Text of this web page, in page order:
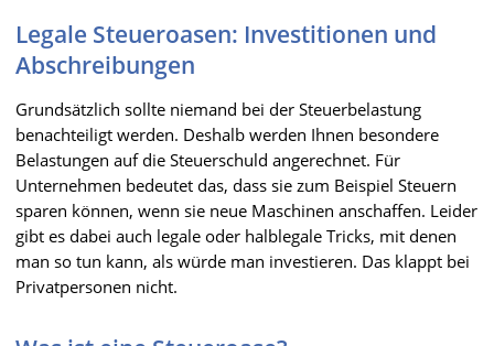
Legale Steueroasen: Investitionen und
Abschreibungen
Grundsätzlich sollte niemand bei der Steuerbelastung
benachteiligt werden. Deshalb werden Ihnen besondere
Belastungen auf die Steuerschuld angerechnet. Für
Unternehmen bedeutet das, dass sie zum Beispiel Steuern
sparen können, wenn sie neue Maschinen anschaffen. Leider
gibt es dabei auch legale oder halblegale Tricks, mit denen
man so tun kann, als würde man investieren. Das klappt bei
Privatpersonen nicht.